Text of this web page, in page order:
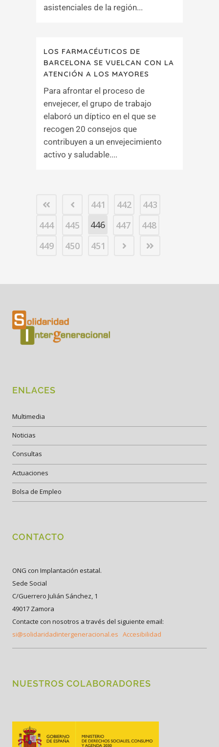
asistenciales de la región...
LOS FARMACÉUTICOS DE
BARCELONA SE VUELCAN CON LA
ATENCIÓN A LOS MAYORES
Para afrontar el proceso de
envejecer, el grupo de trabajo
elaboró un díptico en el que se
recogen 20 consejos que
contribuyen a un envejecimiento
activo y saludable....
441 442
443
444
445 446 447
448
449
450 451
ENLACES
Multimedia
Noticias
Consultas
Actuaciones
Bolsa de Empleo
CONTACTO
ONG con Implantación estatal.
Sede Social
C/Guerrero Julián Sánchez, 1
49017 Zamora
Contacte con nosotros a través del siguiente email:
si@solidaridadintergeneracional.es Accesibilidad
NUESTROS COLABORADORES